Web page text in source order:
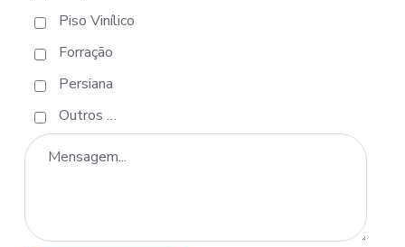
Piso Vinílico
Forração
Persiana
Outros …